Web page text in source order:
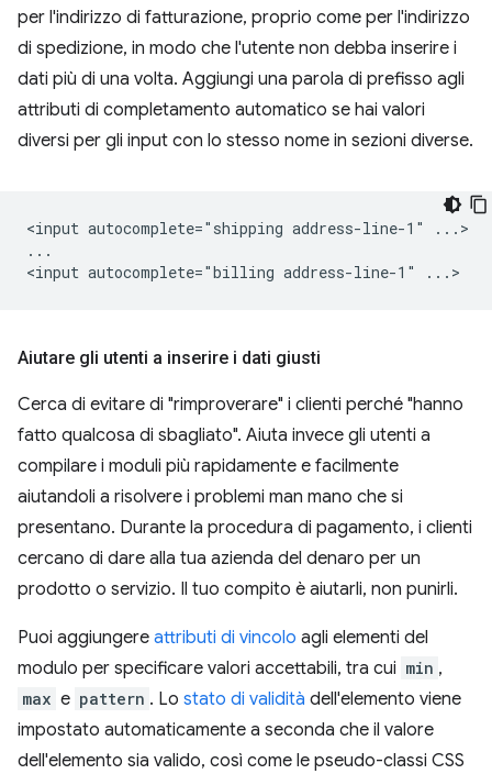
per l'indirizzo di fatturazione, proprio come per l'indirizzo
di spedizione, in modo che l'utente non debba inserire i
dati più di una volta. Aggiungi una parola di prefisso agli
attributi di completamento automatico se hai valori
diversi per gli input con lo stesso nome in sezioni diverse.
<input autocomplete="shipping address-line-1" ...>
...
Aiutare gli utenti a inserire i dati giusti
Cerca di evitare di "rimproverare" i clienti perché "hanno
fatto qualcosa di sbagliato". Aiuta invece gli utenti a
compilare i moduli più rapidamente e facilmente
aiutandoli a risolvere i problemi man mano che si
presentano. Durante la procedura di pagamento, i clienti
cercano di dare alla tua azienda del denaro per un
prodotto o servizio. Il tuo compito è aiutarli, non punirli.
Puoi aggiungere attributi di vincolo agli elementi del
modulo per specificare valori accettabili, tra cui min ,
max e pattern . Lo stato di validità dell'elemento viene
impostato automaticamente a seconda che il valore
dell'elemento sia valido, così come le pseudo-classi CSS